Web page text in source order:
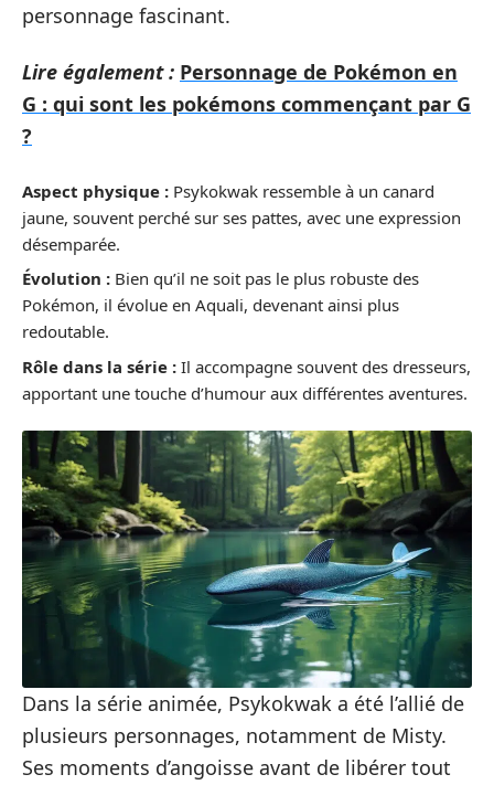
personnage fascinant.
Lire également : Personnage de Pokémon en
G : qui sont les pokémons commençant par G
?
Aspect physique : Psykokwak ressemble à un canard
jaune, souvent perché sur ses pattes, avec une expression
désemparée.
Évolution : Bien qu’il ne soit pas le plus robuste des
Pokémon, il évolue en Aquali, devenant ainsi plus
redoutable.
Rôle dans la série : Il accompagne souvent des dresseurs,
apportant une touche d’humour aux différentes aventures.
Dans la série animée, Psykokwak a été l’allié de
plusieurs personnages, notamment de Misty.
Ses moments d’angoisse avant de libérer tout